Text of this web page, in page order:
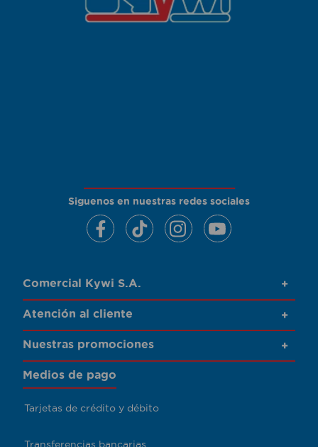
Siguenos en nuestras redes sociales
Comercial Kywi S.A. +
Atención al cliente +
Nuestras promociones +
Medios de pago
Tarjetas de crédito y débito
Transferencias bancarias